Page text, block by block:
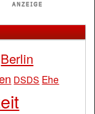
Berlin
DSDS Ehe